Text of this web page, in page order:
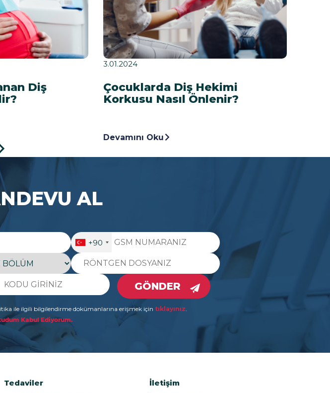
Diş
3.01.2024
Çocuklarda Diş Hekimi
Korkusu Nasıl Önlenir?
Devamını Oku
AL
+90
GÖNDER
ile ilgili bilgilendirme dokümanlarına erişmek için tıklayınız.
Kabul Ediyorum.
Tedaviler
İletişim